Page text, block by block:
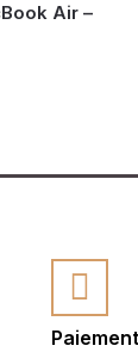
Air –